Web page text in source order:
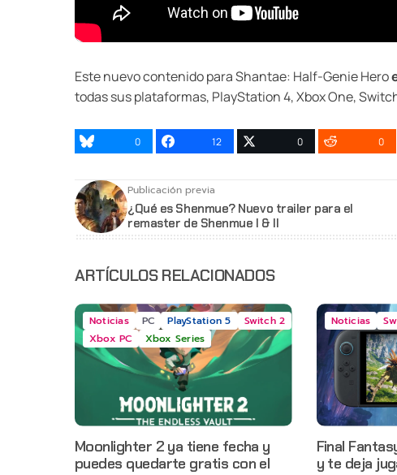
Este nuevo contenido para Shantae: Half-Genie Hero
todas sus plataformas, PlayStation 4, Xbox One,
0 12 0 0
Publicación previa
¿Qué es Shenmue? Nuevo trailer para el
remaster de Shenmue I & II
ARTÍCULOS RELACIONADOS
Noticias PC PlayStation 5
Switch 2
Xbox PC
Xbox Series
Moonlighter 2 ya tiene fecha y
puedes quedarte gratis con el
Noticias
Final
y te deja